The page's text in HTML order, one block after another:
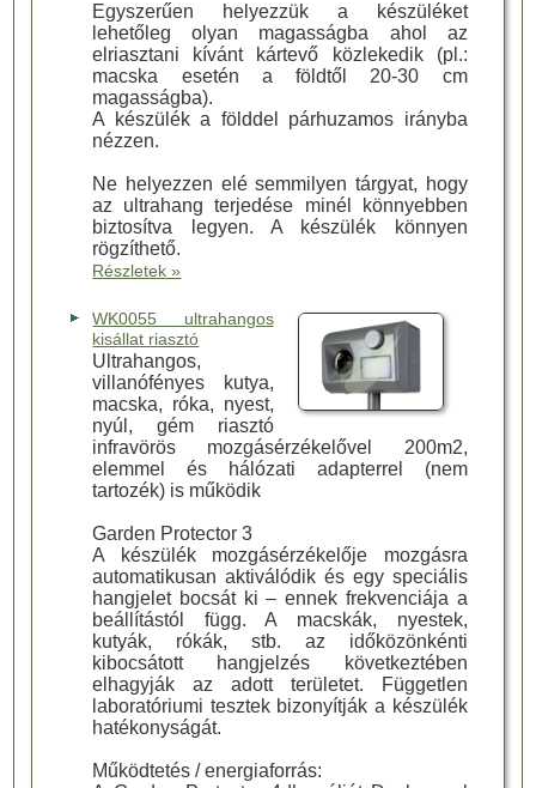
Egyszerűen helyezzük a készüléket
lehetőleg olyan magasságba ahol az
elriasztani kívánt kártevő közlekedik (pl.:
macska esetén a földtől 20-30 cm
magasságba).
A készülék a földdel párhuzamos irányba
nézzen.
Ne helyezzen elé semmilyen tárgyat, hogy
az ultrahang terjedése minél könnyebben
biztosítva legyen. A készülék könnyen
rögzíthető.
Részletek »
WK0055 ultrahangos
kisállat riasztó
Ultrahangos,
villanófényes kutya,
macska, róka, nyest,
nyúl, gém riasztó
infravörös mozgásérzékelővel 200m2,
elemmel és hálózati adapterrel (nem
tartozék) is működik
Garden Protector 3
A készülék mozgásérzékelője mozgásra
automatikusan aktiválódik és egy speciális
hangjelet bocsát ki – ennek frekvenciája a
beállítástól függ. A macskák, nyestek,
kutyák, rókák, stb. az időközönkénti
kibocsátott hangjelzés következtében
elhagyják az adott területet. Független
laboratóriumi tesztek bizonyítják a készülék
hatékonyságát.
Működtetés / energiaforrás: